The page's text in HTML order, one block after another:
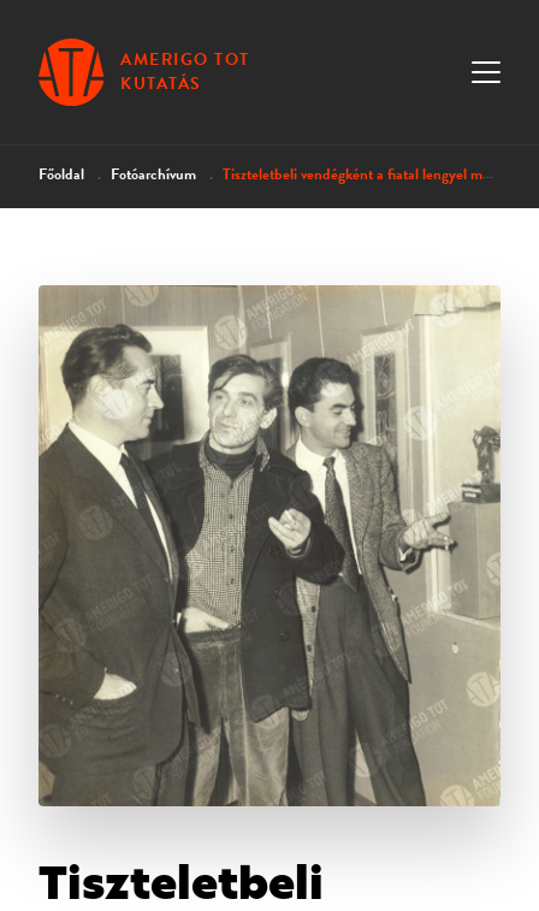
AMERIGO TOT
KUTATÁS
Főoldal Fotóarchívum Tiszteletbeli vendégként a fiatal lengyel művészek kiállításán Rómában
Tiszteletbeli